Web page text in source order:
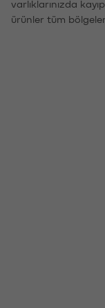
varlıklarınızda
ürünler tüm